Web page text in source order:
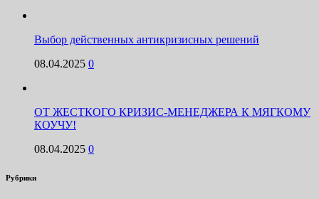
Выбор действенных антикризисных решений
08.04.2025 0
ОТ ЖЕСТКОГО КРИЗИС-МЕНЕДЖЕРА К МЯГКОМУ
КОУЧУ!
08.04.2025 0
Рубрики